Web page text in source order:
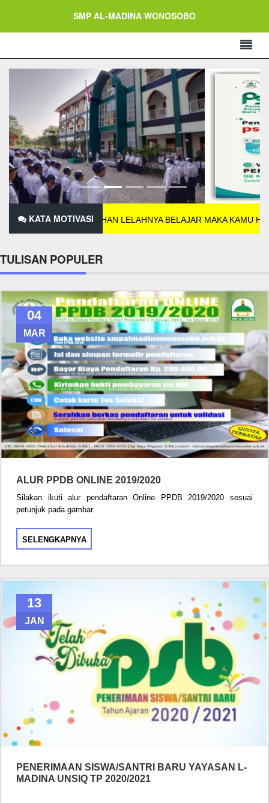
SMP AL-MADINA WONOSOBO
KATA MOTIVASI
MENAHAN LELAHNYA BELAJAR MAKA KAMU HARUS
TULISAN POPULER
04
MAR
ALUR PPDB ONLINE 2019/2020
Silakan ikuti alur pendaftaran Online PPDB 2019/2020 sesuai
petunjuk pada gambar.
SELENGKAPNYA
13
JAN
PENERIMAAN SISWA/SANTRI BARU YAYASAN L-
MADINA UNSIQ TP 2020/2021